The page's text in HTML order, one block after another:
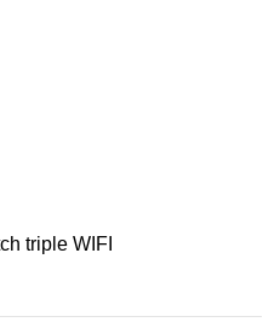
triple WIFI